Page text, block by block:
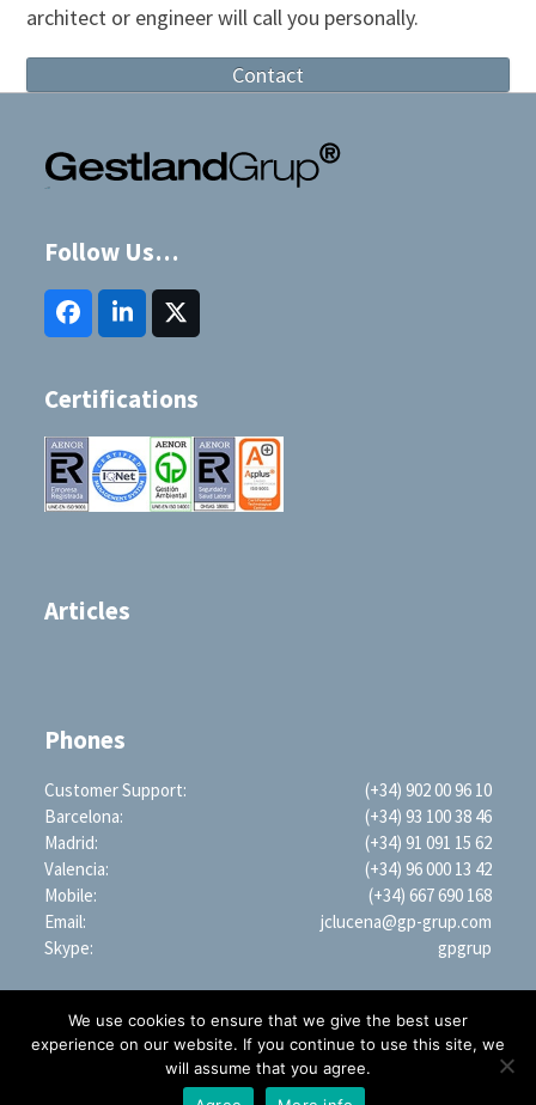
architect or engineer will call you personally.
Contact
Follow Us…
FacebookLinkedInTwitter
(deprecated)
Certifications
Articles
Phones
Customer Support:
(+34) 902 00 96 10
Barcelona:
(+34) 93 100 38 46
Madrid:
(+34) 91 091 15 62
Valencia:
(+34) 96 000 13 42
Mobile:
(+34) 667 690 168
Email:
jclucena@gp-grup.com
Skype:
gpgrup
PROFESSIONAL SEARCH ENGINE WORLDWIDE (LLC)
We use cookies to ensure that we give the best user
experience on our website. If you continue to use this site, we
will assume that you agree.